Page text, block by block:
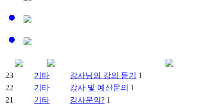
23 기타 강사님의 강의 듣기
1
22
기타 강사 및 예산문의 1
21
기타 강사문의? 1